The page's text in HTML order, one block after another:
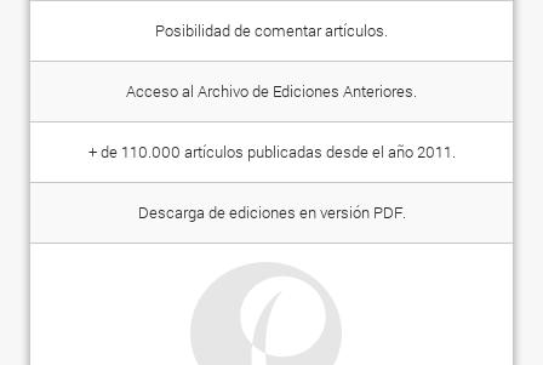
Posibilidad de comentar artículos.
Acceso al Archivo de Ediciones Anteriores.
+ de 110.000 artículos publicadas desde el año 2011.
Descarga de ediciones en versión PDF.